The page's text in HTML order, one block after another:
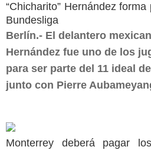
“Chicharito” Hernández
Bundesliga
Berlín.- El delantero
Hernández fue uno de los
para ser parte del 11 ideal
junto con Pierre
Monterrey deberá pagar